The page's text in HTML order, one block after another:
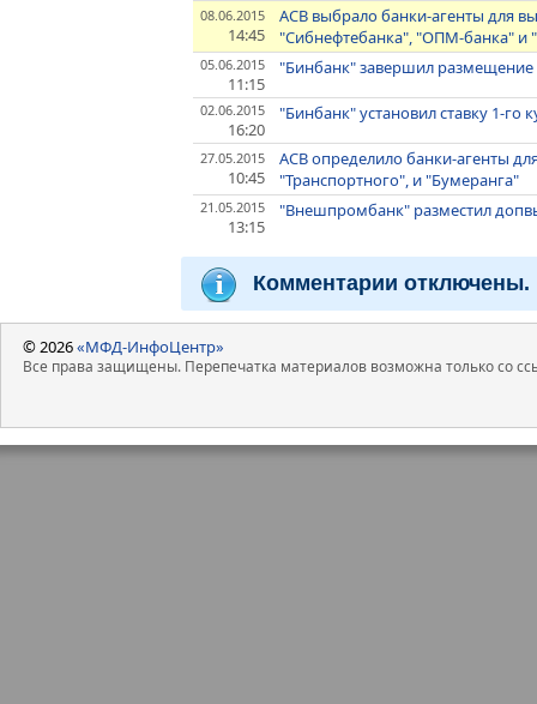
08.06.2015
14:45
АСВ выбрало банки-агенты для
"Cибнефтебанка", "ОПМ-банка" и
05.06.2015
11:15
"Бинбанк" завершил
02.06.2015
16:20
"Бинбанк" установил ставку 1-го
27.05.2015
10:45
АСВ определило банки-агенты
"Транспортного", и "Бумеранга"
21.05.2015
13:15
"Внешпромбанк" разместил
Комментарии отключены.
© 2026«МФД-ИнфоЦентр»
Все права защищены. Перепечатка материалов возможна только со